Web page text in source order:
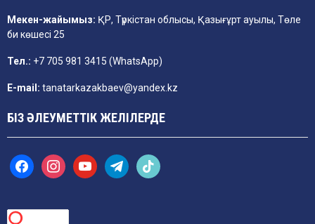
Мекен-жайымыз: ҚР, Түркістан облысы, Қазығұрт ауылы, Төле
би көшесі 25
Тел.: +7 705 981 3415 (WhatsApp)
E-mail: tanatarkazakbaev@yandex.kz
БІЗ ӘЛЕУМЕТТІК ЖЕЛІЛЕРДЕ
f
a
b
i
n
y
o
t
e
t
i